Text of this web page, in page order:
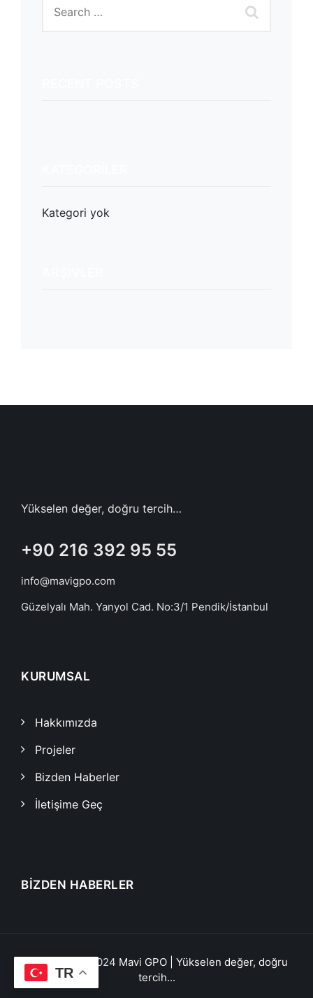
Kategori yok
Yükselen değer, doğru tercih…
+90 216 392 95 55
info@mavigpo.com
Güzelyalı Mah. Yanyol Cad. No:3/1 Pendik/İstanbul
KURUMSAL
Hakkımızda
Projeler
Bizden Haberler
İletişime Geç
BIZDEN HABERLER
Copyright © 2024 Mavi GPO | Yükselen değer, doğru
tercih...
TR